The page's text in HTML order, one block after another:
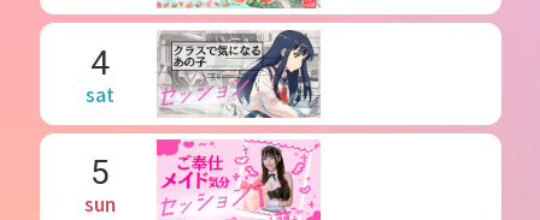
4
sat
5
sun